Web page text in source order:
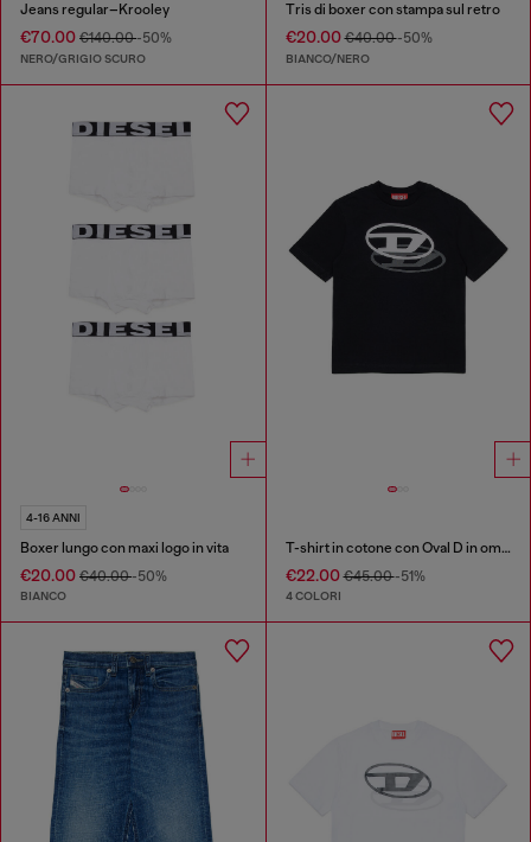
Jeans regular–Krooley
€70.00 €140.00-50%
NERO/GRIGIO SCURO
Tris di boxer con stampa sul retro
€20.00€40.00-50%
BIANCO/NERO
4-16 ANNI
Boxer lungo con maxi logo in vita
€20.00 €40.00-50%
BIANCO
T-shirt in cotone con Oval D in ombra
€22.00€45.00-51%
4 COLORI